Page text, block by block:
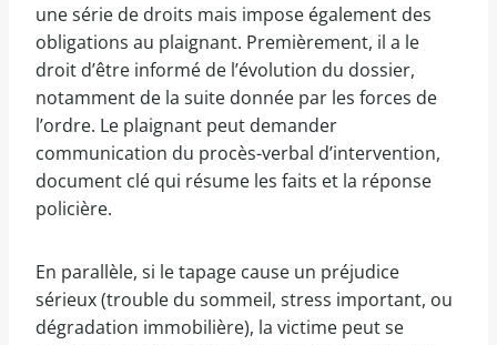
une série de droits mais impose également des
obligations au plaignant. Premièrement, il a le
droit d’être informé de l’évolution du dossier,
notamment de la suite donnée par les forces de
l’ordre. Le plaignant peut demander
communication du procès-verbal d’intervention,
document clé qui résume les faits et la réponse
policière.
En parallèle, si le tapage cause un préjudice
sérieux (trouble du sommeil, stress important, ou
dégradation immobilière), la victime peut se